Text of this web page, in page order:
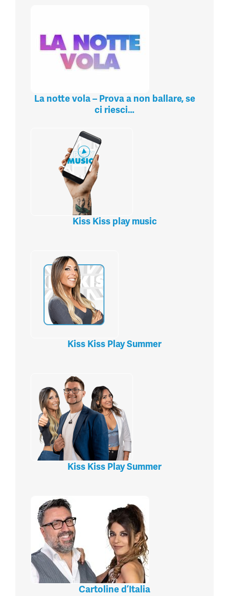
La notte vola – Prova a non ballare, se
ci riesci…
Kiss Kiss play music
Kiss Kiss Play Summer
Kiss Kiss Play Summer
Cartoline d’Italia